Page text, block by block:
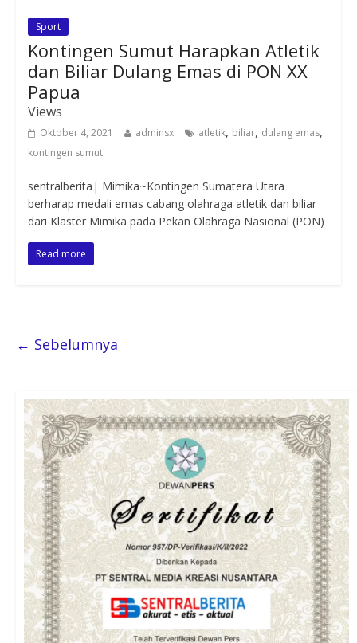
Sport
Kontingen Sumut Harapkan Atletik
dan Biliar Dulang Emas di PON XX
Papua
Views
Oktober 4, 2021 adminsx atletik, biliar, dulang emas,
kontingen sumut
sentralberita| Mimika~Kontingen Sumatera Utara
berharap medali emas cabang olahraga atletik dan biliar
dari Klaster Mimika pada Pekan Olahraga Nasional (PON)
Read more
← Sebelumnya